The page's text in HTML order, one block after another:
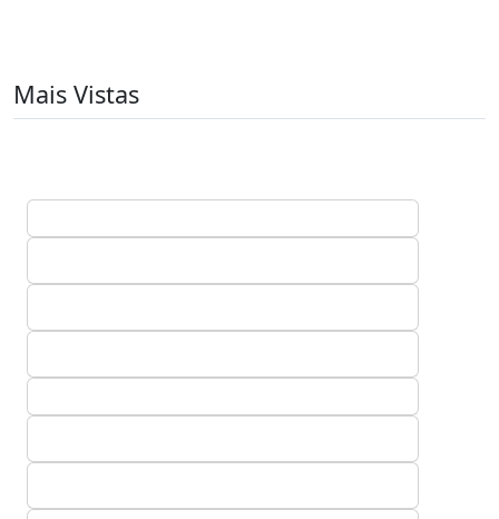
Mais Vistas